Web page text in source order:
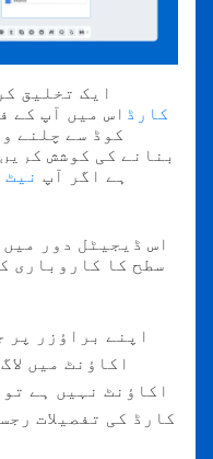
ایک تخلیق
کارڈ اس میں آپ کے
بنانے کی کوشش
ہے اگر آپ
اس ڈیجیٹل دور
سطح کا کاروباری
اپنے براؤزر
اکاؤنٹ میں
اکاؤنٹ نہیں ہے
کارڈ کی تفصیلات